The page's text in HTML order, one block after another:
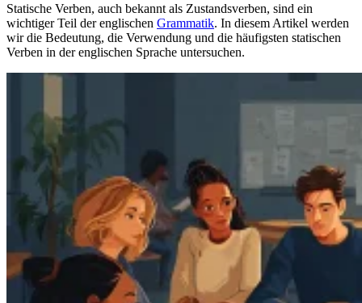
Statische Verben, auch bekannt als Zustandsverben, sind ein
wichtiger Teil der englischen Grammatik. In diesem Artikel werden
wir die Bedeutung, die Verwendung und die häufigsten statischen
Verben in der englischen Sprache untersuchen.